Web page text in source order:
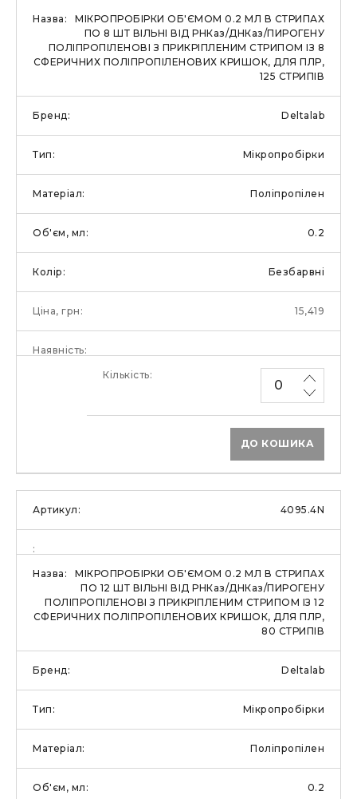
МІКРОПРОБІРКИ ОБ'ЄМОМ 0.2 МЛ В СТРИПАХ
ПО 8 ШТ ВІЛЬНІ ВІД РНКаз/ДНКаз/ПИРОГЕНУ
ПОЛІПРОПІЛЕНОВІ З ПРИКРІПЛЕНИМ СТРИПОМ ІЗ 8
СФЕРИЧНИХ ПОЛІПРОПІЛЕНОВИХ КРИШОК, ДЛЯ ПЛР,
125 СТРИПІВ
Deltalab
Мікропробірки
Поліпропілен
0.2
Безбарвні
15,419
ДО КОШИКА
4095.4N
МІКРОПРОБІРКИ ОБ'ЄМОМ 0.2 МЛ В СТРИПАХ
ПО 12 ШТ ВІЛЬНІ ВІД РНКаз/ДНКаз/ПИРОГЕНУ
ПОЛІПРОПІЛЕНОВІ З ПРИКРІПЛЕНИМ СТРИПОМ ІЗ 12
СФЕРИЧНИХ ПОЛІПРОПІЛЕНОВИХ КРИШОК, ДЛЯ ПЛР,
80 СТРИПІВ
Deltalab
Мікропробірки
Поліпропілен
0.2